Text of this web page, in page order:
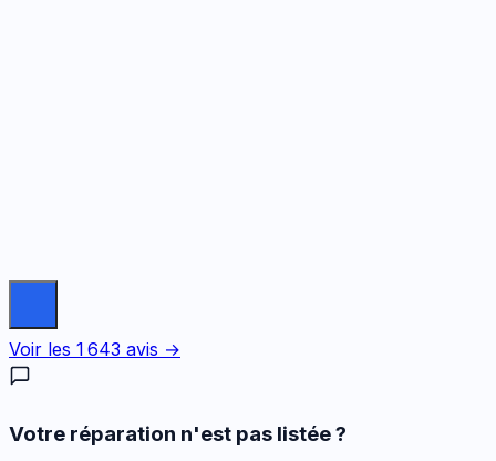
Voir les 1 643 avis →
Votre réparation n'est pas listée ?